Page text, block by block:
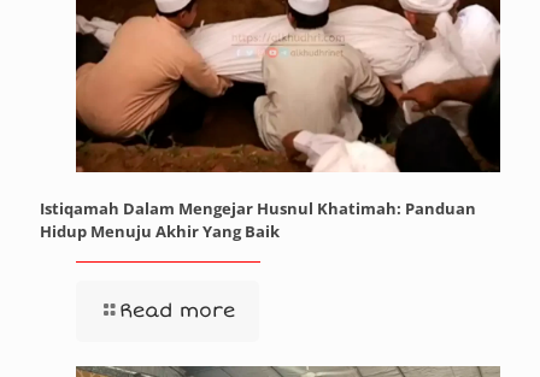
Istiqamah Dalam Mengejar Husnul Khatimah: Panduan
Hidup Menuju Akhir Yang Baik
Read more